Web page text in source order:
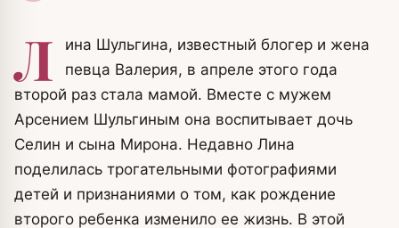
Л
ина Шульгина, известный блогер и жена
певца Валерия, в апреле этого года
второй раз стала мамой. Вместе с мужем
Арсением Шульгиным она воспитывает дочь
Селин и сына Мирона. Недавно Лина
поделилась трогательными фотографиями
детей и признаниями о том, как рождение
второго ребенка изменило ее жизнь. В этой